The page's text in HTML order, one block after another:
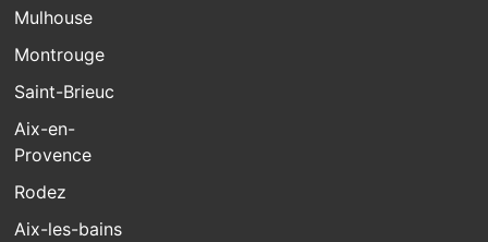
Mulhouse
Montrouge
Saint-Brieuc
Aix-en-
Provence
Rodez
Aix-les-bains